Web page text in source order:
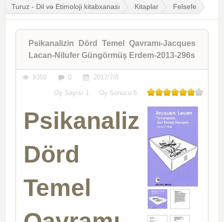
Turuz - Dil və Etimoloji kitabxanası Kitaplar Felsefe
Psikanalizin Dörd Temel Qavramı-Jacques
Lacan-Nilufer Güngörmüş Erdem-2013-296s
9359 0 2017/7/8
Oy Sayısı 1 Oy Sonucu 6
Psikanalizin
Dörd
Temel